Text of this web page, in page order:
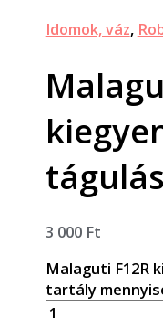
Idomok, váz,
3 000 Ft
Malaguti F12R
tartály